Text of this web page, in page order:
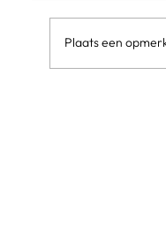
Plaats een